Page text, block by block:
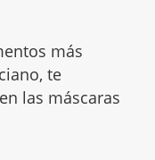
más
te
las máscaras